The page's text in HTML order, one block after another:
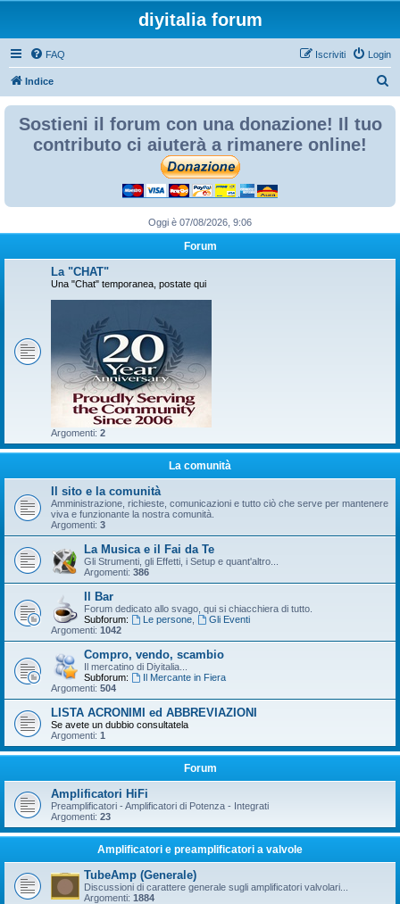
diyitalia forum
FAQ Login
Iscriviti
Indice
Sostieni il forum con una donazione! Il tuo
contributo ci aiuterà a rimanere online!
Oggi è 07/08/2026, 9:06
Forum
La "CHAT"
Una "Chat" temporanea, postate qui
Argomenti: 2
La comunità
Il sito e la comunità
Amministrazione, richieste, comunicazioni e tutto ciò che serve per mantenere
viva e funzionante la nostra comunità.
Argomenti: 3
La Musica e il Fai da Te
Gli Strumenti, gli Effetti, i Setup e quant'altro...
Argomenti: 386
Il Bar
Forum dedicato allo svago, qui si chiacchiera di tutto.
Subforum:
Le persone,
Gli Eventi
Argomenti: 1042
Compro, vendo, scambio
Il mercatino di Diyitalia...
Subforum:
Il Mercante in Fiera
Argomenti: 504
LISTA ACRONIMI ed ABBREVIAZIONI
Se avete un dubbio consultatela
Argomenti: 1
Forum
Amplificatori HiFi
Preamplificatori - Amplificatori di Potenza - Integrati
Argomenti: 23
Amplificatori e preamplificatori a valvole
TubeAmp (Generale)
Discussioni di carattere generale sugli amplificatori valvolari...
Argomenti: 1884